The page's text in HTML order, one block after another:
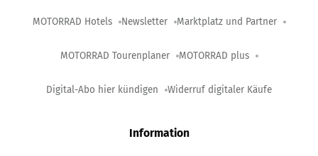
MOTORRAD Hotels Newsletter Marktplatz und Partner
MOTORRAD Tourenplaner MOTORRAD plus
Digital-Abo hier kündigen Widerruf digitaler Käufe
Information